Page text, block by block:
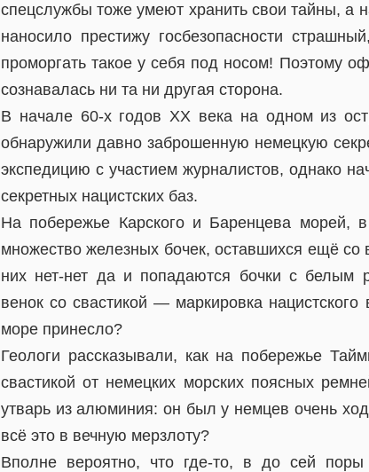
спецслужбы тоже умеют хранить свои тайны, а
наносило престижу госбезопасности
проморгать такое у себя под носом! Поэтому
сознавалась ни та ни другая сторона.
В начале 60-х годов XX века на одном из
обнаружили давно заброшенную немецкую
экспедицию с участием журналистов, однако
секретных нацистских баз.
На побережье Карского и Баренцева морей,
множество железных бочек, оставшихся ещё со
них нет-нет да и попадаются бочки с белым
венок со свастикой — маркировка
море принесло?
Геологи рассказывали, как на побережье
свастикой от немецких морских поясных
утварь из алюминия: он был у немцев очень
всё это в вечную мерзлоту?
Вполне вероятно, что где-то, в до сей поры